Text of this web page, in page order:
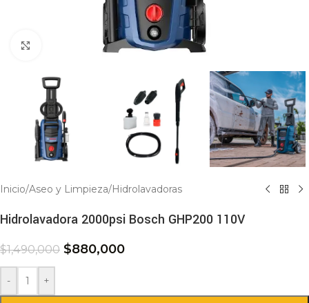
Click to enlarge
Inicio/Aseo y Limpieza/Hidrolavadoras
Hidrolavadora 2000psi Bosch GHP200 110V
$1,490,000 $880,000
- +